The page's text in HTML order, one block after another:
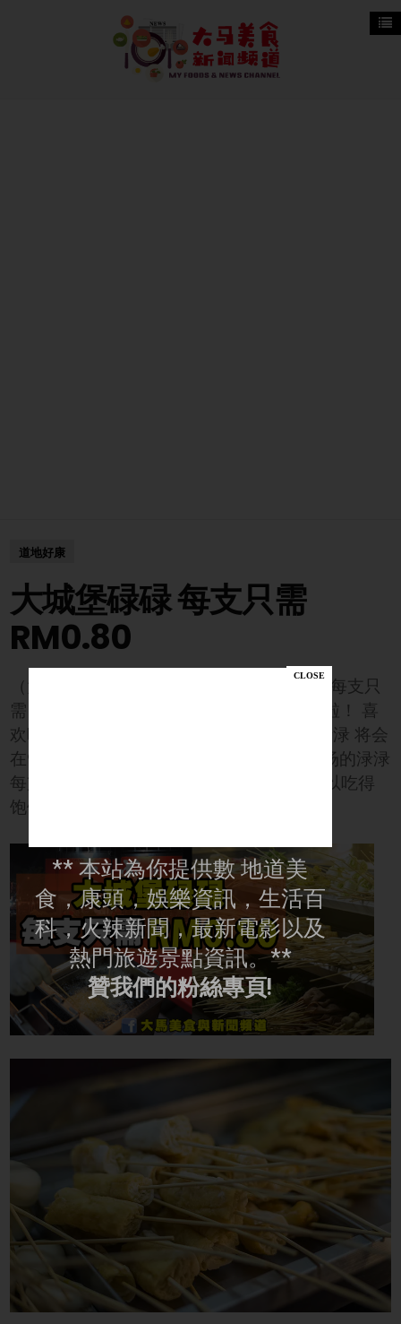
道地好康
大城堡碌碌 每支只需
RM0.80
（大馬美食與新聞頻道3日訊）全场LokLok每支只
需RM0.80！「大成渌渌」来到Sri Petaling啦！ 喜
欢吃渌渌的朋友快看过来！柔佛火爆大成渌渌 将会
在9月4日来到Sri Petaling开始营业啦！ 全场的渌渌
每支只需RM0.80已哦！超级值得！绝对可以吃得
饱饱啦！
** 本站為你提供數 地道美
食，康頭，娛樂資訊，生活百
科，火辣新聞，最新電影以及
熱門旅遊景點資訊。**
贊我們的粉絲專頁!